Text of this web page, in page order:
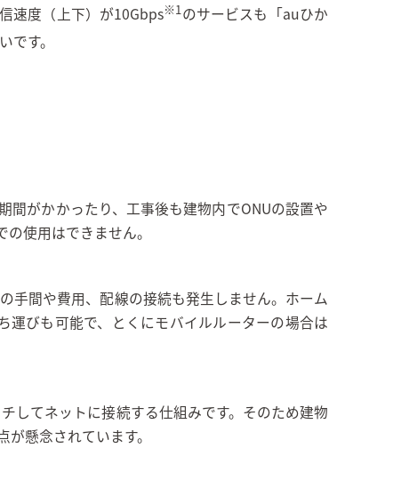
速度（上下）が10Gbps※1のサービスも「auひか
す。
間がかかったり、工事後も建物内でONUの設置や
使用はできません。
手間や費用、配線の接続も発生しません。ホーム
運びも可能で、とくにモバイルルーターの場合は
してネットに接続する仕組みです。そのため建物
懸念されています。